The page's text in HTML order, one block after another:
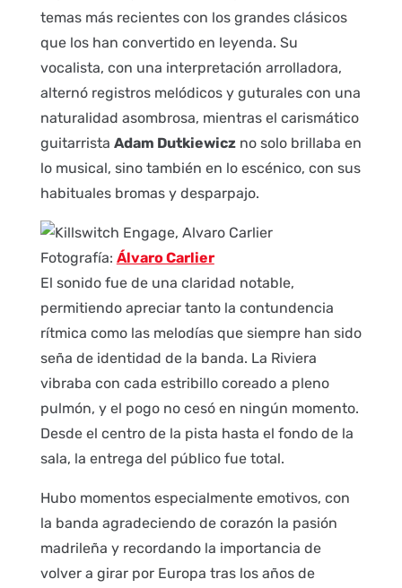
temas más recientes con los grandes clásicos
que los han convertido en leyenda. Su
vocalista, con una interpretación arrolladora,
alternó registros melódicos y guturales con una
naturalidad asombrosa, mientras el carismático
guitarrista Adam Dutkiewiczno solo brillaba en
lo musical, sino también en lo escénico, con sus
habituales bromas y desparpajo.
Fotografía: Álvaro Carlier
El sonido fue de una claridad notable,
permitiendo apreciar tanto la contundencia
rítmica como las melodías que siempre han sido
seña de identidad de la banda. La Riviera
vibraba con cada estribillo coreado a pleno
pulmón, y el pogo no cesó en ningún momento.
Desde el centro de la pista hasta el fondo de la
sala, la entrega del público fue total.
Hubo momentos especialmente emotivos, con
la banda agradeciendo de corazón la pasión
madrileña y recordando la importancia de
volver a girar por Europa tras los años de